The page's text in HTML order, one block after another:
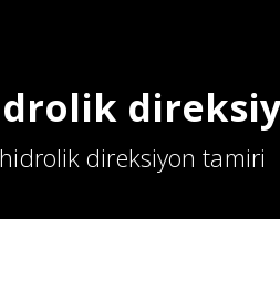
direksiyon tamiri